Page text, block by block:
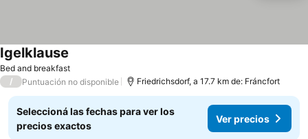
Bed and breakfast
Igelklause
/ Puntuación no disponible Friedrichsdorf, a 17.7 km de: Fráncfort
Seleccioná las fechas para ver los
precios exactos
Ver precios